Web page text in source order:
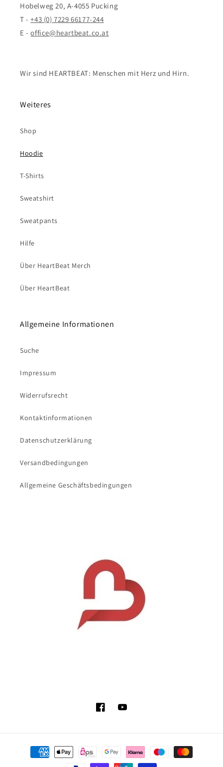
Hobelweg 20, A-4055 Pucking
T -+43 (0) 7229 66177-244
E -office@heartbeat.co.at
Wir sind HEARTBEAT: Menschen mit Herz und Hirn.
Weiteres
Shop
Hoodie
T-Shirts
Sweatshirt
Sweatpants
Hilfe
Über HeartBeat Merch
Über HeartBeat
Allgemeine Informationen
Suche
Impressum
Widerrufsrecht
Kontaktinformationen
Datenschutzerklärung
Versandbedingungen
Allgemeine Geschäftsbedingungen
FacebookYouTube
Zahlungsmethoden